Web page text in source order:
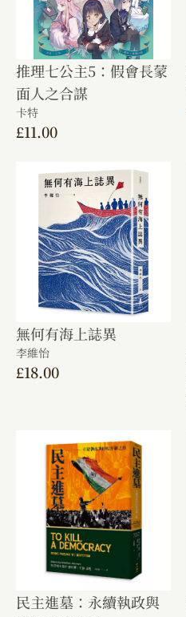
推理七公主5：假會長蒙
面人之合謀
卡特
£11.00
無何有海上誌異
李維怡
£18.00
民主進墓：永續執政與